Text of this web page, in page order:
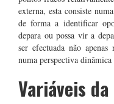
externa, esta consiste
de forma a identificar
depara ou possa vir a
ser efectuada não
numa perspectiva dinâmica
Variáveis